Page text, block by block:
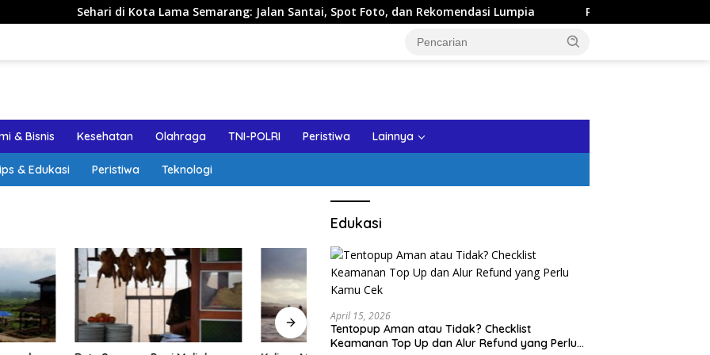
Sehari di Kota Lama Semarang: Jalan Santai, Spot Foto, dan Rekomendasi Lumpia Panduan Wisata Keluarga ke
& Bisnis Kesehatan Olahraga TNI-POLRI Peristiwa Lainnya
& Edukasi Peristiwa Teknologi
Edukasi
April 15, 2026
Tentopup Aman atau Tidak? Checklist
Keamanan Top Up dan Alur Refund yang Perlu